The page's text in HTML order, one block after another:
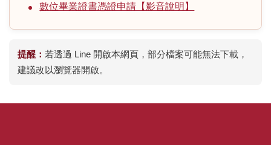
數位畢業證書憑證申請【影音說明】
提醒： 若透過 Line 開啟本網頁，部分檔案可能無法下載，
建議改以瀏覽器開啟。